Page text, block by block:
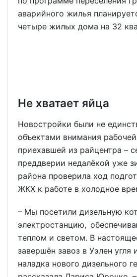
аварийного жилья
четыре жилых дома на 32
Не хватает яйца
Новостройки были не
объектами внимания
приехавшей из райцентра –
преддверии недалёкой уже
района проверила ход
ЖКХ к работе в холодное
– Мы посетили дизельную
электростанцию,
теплом и светом. В
завершён завоз в Уэлен
наладка нового дизельного